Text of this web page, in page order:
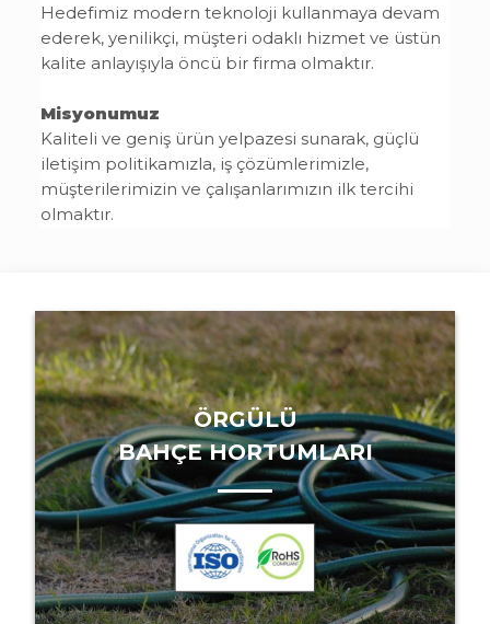
Hedefimiz modern teknoloji kullanmaya devam
ederek, yenilikçi, müşteri odaklı hizmet ve üstün
kalite anlayışıyla öncü bir firma olmaktır.
Misyonumuz
Kaliteli ve geniş ürün yelpazesi sunarak, güçlü
iletişim politikamızla, iş çözümlerimizle,
müşterilerimizin ve çalışanlarımızın ilk tercihi
olmaktır.
ÖRGÜLÜ
BAHÇE HORTUMLARI